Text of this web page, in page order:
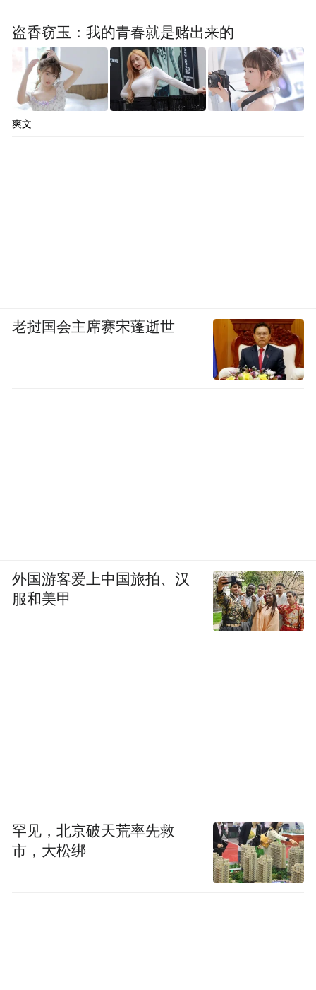
盗香窃玉：我的青春就是赌出来的
爽文
老挝国会主席赛宋蓬逝世
外国游客爱上中国旅拍、汉
服和美甲
罕见，北京破天荒率先救
市，大松绑